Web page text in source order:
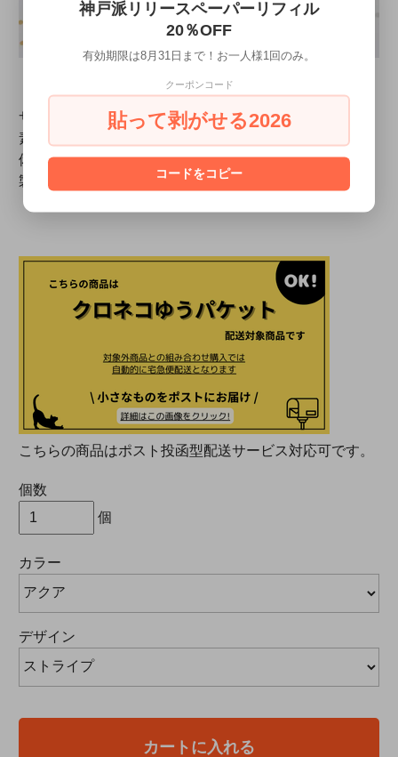
サイズ：15mm幅×5m
素 材：紙
備 考：ビニール個包装
製 造：日本
こちらの商品はポスト投函型配送サービス対応可です。
個数
個
カラー
デザイン
カートに入れる
神戸派リリースペーパーリフィル
20％OFF
有効期限は8月31日まで！お一人様1回のみ。
クーポンコード
貼って剥がせる2026
コードをコピー